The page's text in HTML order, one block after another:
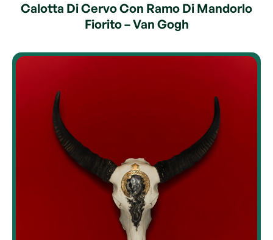
Calotta Di Cervo Con Ramo Di Mandorlo
Fiorito – Van Gogh